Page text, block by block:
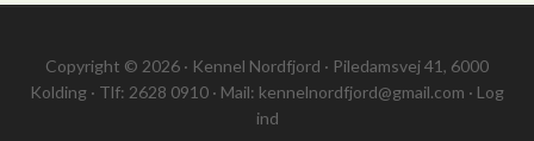
Copyright © 2026 · Kennel Nordfjord · Piledamsvej 41, 6000
Kolding · Tlf: 2628 0910 · Mail: kennelnordfjord@gmail.com · Log
ind